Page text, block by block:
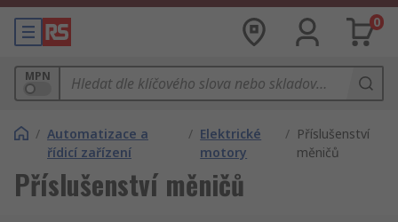
0
MPN
/ Automatizace a
řídicí zařízení
/ Elektrické
motory
/ Příslušenství
měničů
Příslušenství měničů